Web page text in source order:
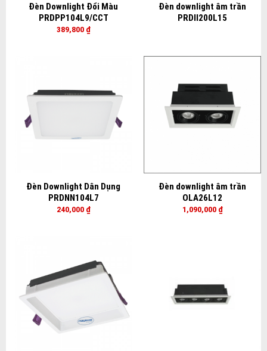
Đèn Downlight Đổi Màu
PRDPP104L9/CCT
389,800 ₫
Đèn downlight âm trần
PRDII200L15
Đèn Downlight Dân Dụng
PRDNN104L7
240,000 ₫
Đèn downlight âm trần
OLA26L12
1,090,000 ₫